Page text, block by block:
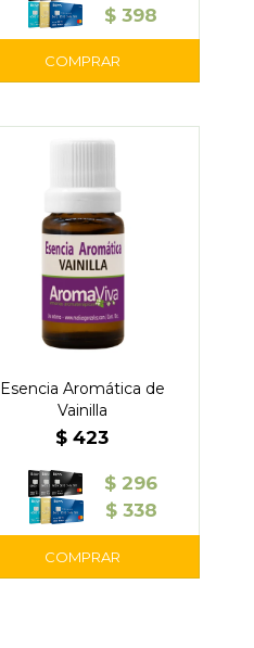
$ 398
Esencia Aromática de
Vainilla
$ 423
$ 296
$ 338